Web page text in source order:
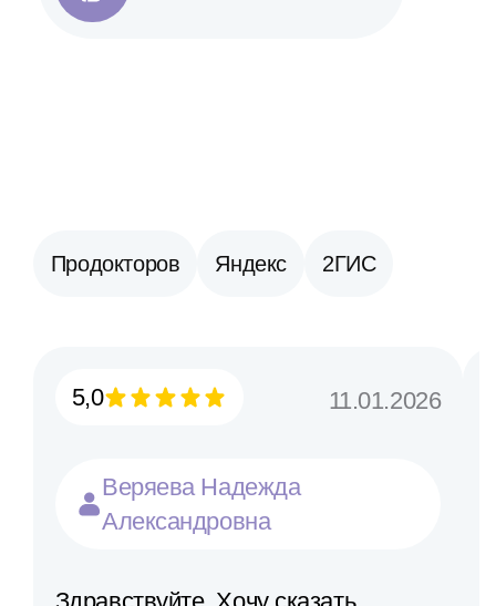
Продокторов Яндекс 2ГИС
5,0 11.01.2026
Веряева Надежда
Александровна